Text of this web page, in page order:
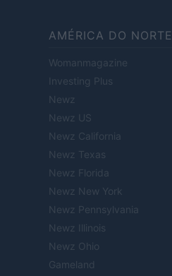
AMÉRICA DO NORTE
Womanmagazine
Investing Plus
Newz
Newz US
Newz California
Newz Texas
Newz Florida
Newz New York
Newz Pennsylvania
Newz Illinois
Newz Ohio
Gameland